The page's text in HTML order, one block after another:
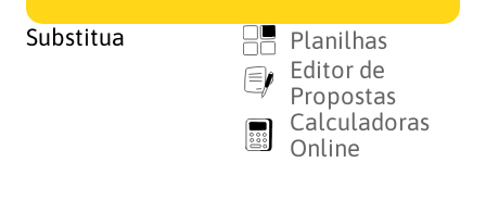
Substitua
Planilhas
Editor de
Propostas
Calculadoras
Online